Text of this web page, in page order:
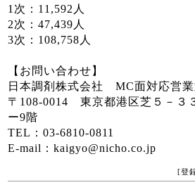
1次：11,592人
2次：47,439人
3次：108,758人
【お問い合わせ】
日本調剤株式会社 MC面対応営
〒108-0014 東京都港区芝５－３
ー9階
TEL：03-6810-0811
E-mail：kaigyo@nicho.co.jp
[登